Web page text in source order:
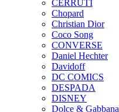
CERRUTI
Chopard
Christian Dior
Coco Song
CONVERSE
Daniel Hechter
Davidoff
DC COMICS
DESPADA
DISNEY
Dolce & Gabbana